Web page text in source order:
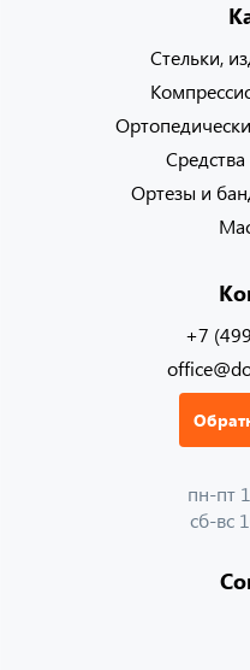
Стельки,
Ортезы и
+7
пн-пт
сб-вс